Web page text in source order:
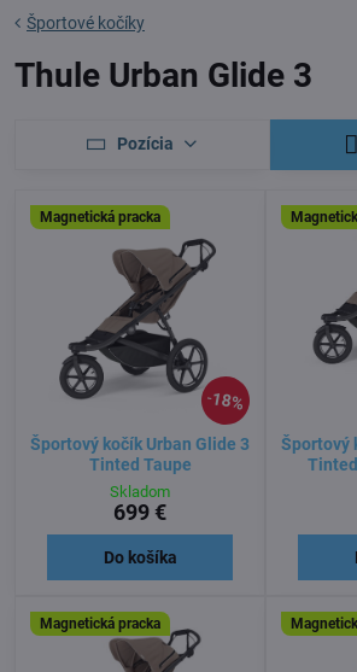
Športové kočíky
Thule Urban Glide 3
Pozícia
18%
Magnetická pracka
Športový kočík Urban Glide 3
Tinted Taupe
Skladom
699 €
Do košíka
Športový
Magnetická pracka